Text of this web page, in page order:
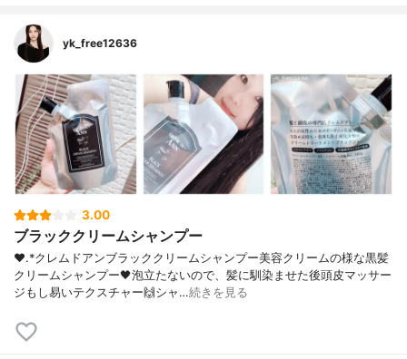
yk_free12636
3.00
ブラッククリームシャンプー
❤︎.*クレムドアンブラッククリームシャンプー美容クリームの様な黒髪
クリームシャンプー🖤泡立たないので、髪に馴染ませた後頭皮マッサー
ジもし易いテクスチャー🙌シャ…続きを見る